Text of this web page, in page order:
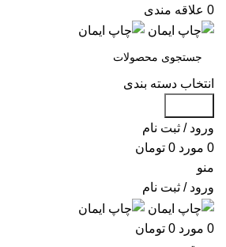
0 علاقه مندی
انتخاب دسته بندی
ورود / ثبت نام
0 مورد 0 تومان
منو
ورود / ثبت نام
0 مورد 0 تومان